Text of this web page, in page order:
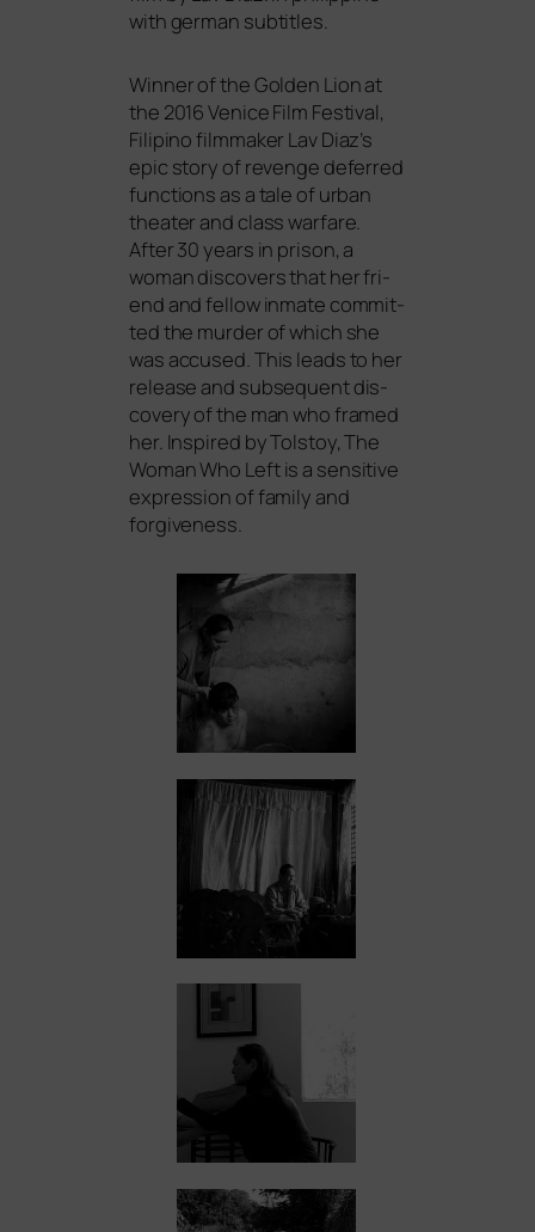
with ger­man subtitles.
Winner of the Golden Lion at
the 2016 Venice Film Festival,
Filipino film­ma­ker Lav Diaz’s
epic sto­ry of reven­ge defer­red
func­tions as a tale of urban
thea­ter and class war­fa­re.
After 30 years in pri­son, a
woman dis­co­vers that her fri­
end and fel­low inma­te com­mit­
ted the mur­der of which she
was accu­sed. This leads to her
release and sub­se­quent dis­
co­very of the man who framed
her. Inspired by Tolstoy, The
Woman Who Left is a sen­si­ti­ve
expres­si­on of fami­ly and
forgiveness.